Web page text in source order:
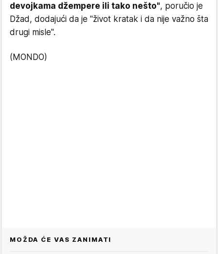
devojkama džempere ili tako nešto", poručio je
Džad, dodajući da je "život kratak i da nije važno šta
drugi misle".
(MONDO)
MOŽDA ĆE VAS ZANIMATI